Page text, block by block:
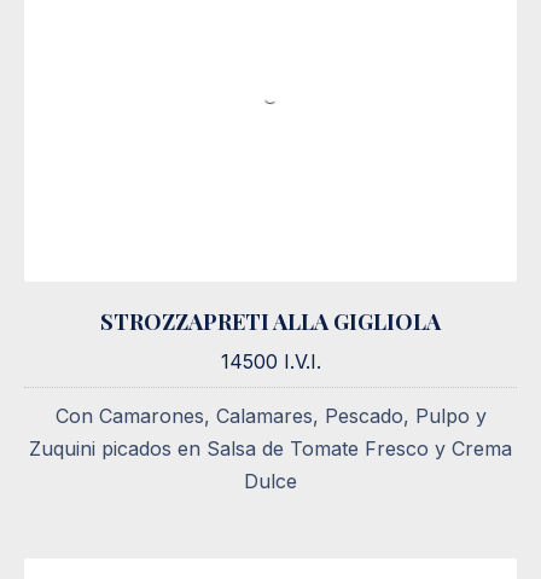
14500 I.V.I.
STROZZAPRETI ALLA GIGLIOLA
14500 I.V.I.
Con Camarones, Calamares, Pescado, Pulpo y
Zuquini picados en Salsa de Tomate Fresco y Crema
Dulce